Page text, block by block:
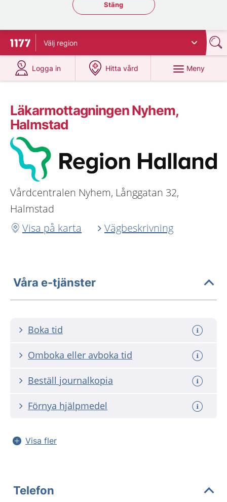
Stäng regionsväljaren
Stäng
Till startsidan för 1177
Välj region
Logga in
på 1177.se
Hitta vård
på 1177.se
Meny
Läkarmottagningen Nyhem,
Halmstad
Vårdcentralen Nyhem, Långgatan 32,
Halmstad
Visa på karta
Vägbeskrivning
Våra e-tjänster
Boka tid
Omboka eller avboka tid
Beställ journalkopia
Förnya hjälpmedel
Visa fler
Telefon